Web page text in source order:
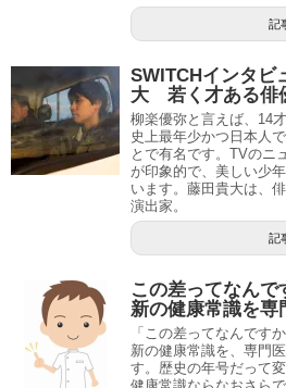
記
SWITCHインタビ
大 若く才ある俳
柳楽優弥と言えば、14
史上最年少かつ日本人
とで有名です。TVのニ
が印象的で、美しい少
います。藤田貴大は、
演出家。
記
この差ってなんで
新の健康常識を専
「この差ってなんです
新の健康常識を、専門
す。歴史の年号だって